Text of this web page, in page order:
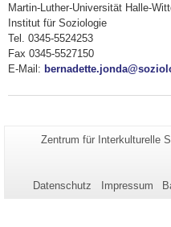
Martin-Luther-Universität Halle-
Institut für Soziologie
Tel. 0345-5524253
Fax 0345-5527150
E-Mail:
Seiten-
Zentrum für Interkulturelle
Datenschutz Impressum